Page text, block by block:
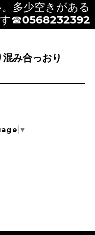
多少空きがある
す☎0568232392
み合っおり
▼